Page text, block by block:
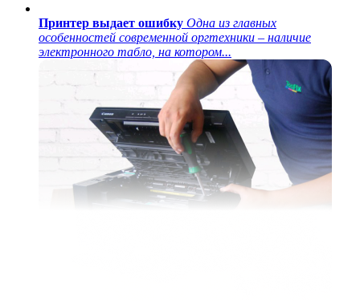
Принтер выдает ошибку Одна из главных
особенностей современной оргтехники – наличие
электронного табло, на котором...